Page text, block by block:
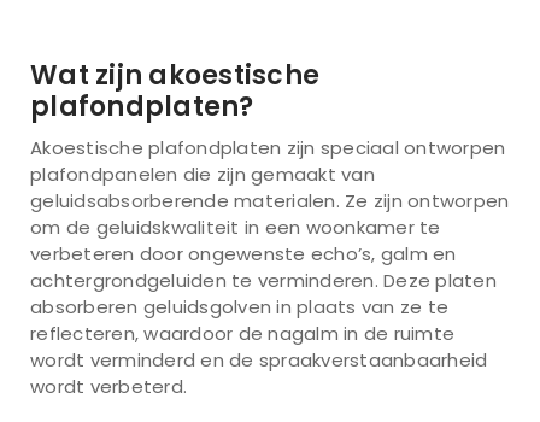
Wat zijn akoestische
plafondplaten?
Akoestische plafondplaten zijn speciaal ontworpen
plafondpanelen die zijn gemaakt van
geluidsabsorberende materialen. Ze zijn ontworpen
om de geluidskwaliteit in een woonkamer te
verbeteren door ongewenste echo’s, galm en
achtergrondgeluiden te verminderen. Deze platen
absorberen geluidsgolven in plaats van ze te
reflecteren, waardoor de nagalm in de ruimte
wordt verminderd en de spraakverstaanbaarheid
wordt verbeterd.